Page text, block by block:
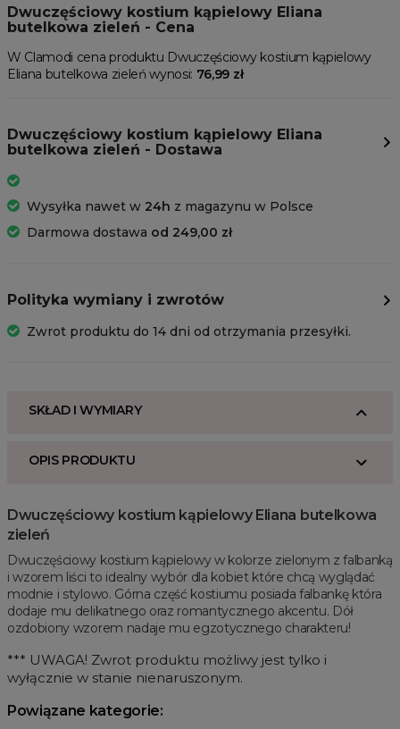
Dwuczęściowy kostium kąpielowy Eliana
butelkowa zieleń - Cena
W Clamodi cena produktu Dwuczęściowy kostium kąpielowy
Eliana butelkowa zieleń wynosi: 76,99 zł
Dwuczęściowy kostium kąpielowy Eliana
butelkowa zieleń - Dostawa
Wysyłka nawet w 24h z magazynu w Polsce
Darmowa dostawa od 249,00 zł
Polityka wymiany i zwrotów
Zwrot produktu do 14 dni od otrzymania przesyłki.
SKŁAD I WYMIARY
OPIS PRODUKTU
Dwuczęściowy kostium kąpielowy Eliana butelkowa
zieleń
Dwuczęściowy kostium kąpielowy w kolorze zielonym z falbanką
i wzorem liści to idealny wybór dla kobiet które chcą wyglądać
modnie i stylowo. Górna część kostiumu posiada falbankę która
dodaje mu delikatnego oraz romantycznego akcentu. Dół
ozdobiony wzorem nadaje mu egzotycznego charakteru!
*** UWAGA! Zwrot produktu możliwy jest tylko i
wyłącznie w stanie nienaruszonym.
Powiązane kategorie: